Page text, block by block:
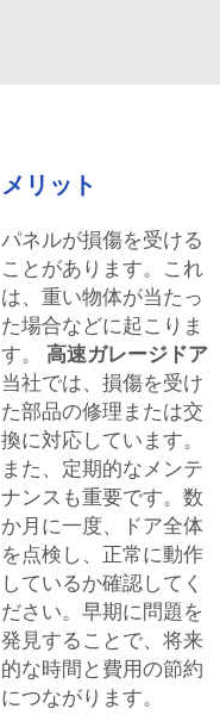
メリット
パネルが損傷を受ける
ことがあります。これ
は、重い物体が当たっ
た場合などに起こりま
す。 高速ガレージドア
当社では、損傷を受け
た部品の修理または交
換に対応しています。
また、定期的なメンテ
ナンスも重要です。数
か月に一度、ドア全体
を点検し、正常に動作
しているか確認してく
ださい。早期に問題を
発見することで、将来
的な時間と費用の節約
につながります。